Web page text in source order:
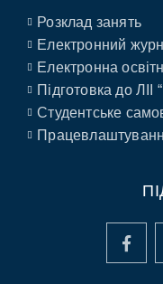
Розклад занять
Електронний
Електронна
Підготовка до ЛІІ
Студентське